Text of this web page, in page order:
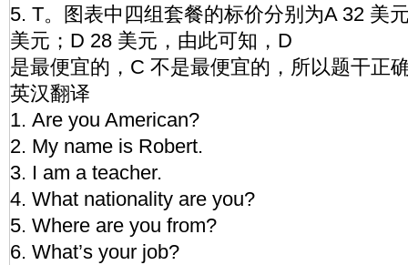
5. T。图表中四组套餐的标价分别为A 32 美
美元；D 28 美元，由此可知，D
是最便宜的，C 不是最便宜的，所以题干正
英汉翻译
1. Are you American?
2. My name is Robert.
3. I am a teacher.
4. What nationality are you?
5. Where are you from?
6. What’s your job?